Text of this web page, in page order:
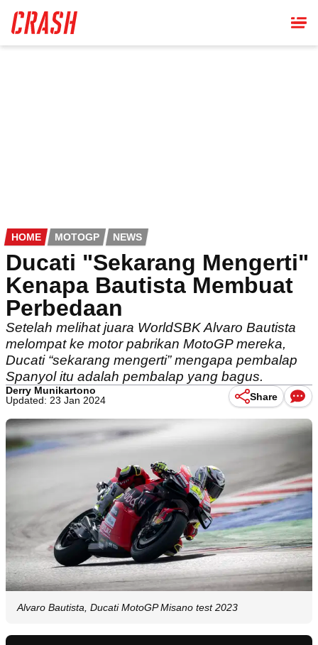
main
content
HOME MOTOGP NEWS
Ducati "Sekarang Mengerti"
Kenapa Bautista Membuat
Perbedaan
Setelah melihat juara WorldSBK Alvaro Bautista
melompat ke motor pabrikan MotoGP mereka,
Ducati “sekarang mengerti” mengapa pembalap
Spanyol itu adalah pembalap yang bagus.
Derry Munikartono
Updated: 23 Jan 2024
Share
Alvaro Bautista, Ducati MotoGP Misano test 2023